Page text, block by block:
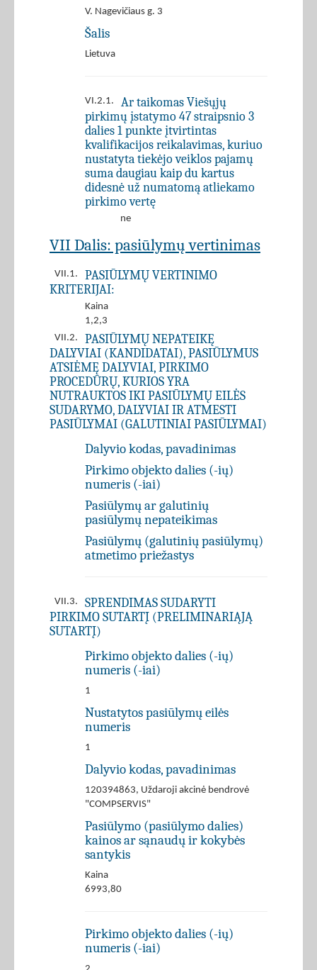
V. Nagevičiaus g. 3
Šalis
Lietuva
VI.2.1.
Ar taikomas Viešųjų
pirkimų įstatymo 47 straipsnio 3
dalies 1 punkte įtvirtintas
kvalifikacijos reikalavimas, kuriuo
nustatyta tiekėjo veiklos pajamų
suma daugiau kaip du kartus
didesnė už numatomą atliekamo
pirkimo vertę
ne
VII Dalis: pasiūlymų vertinimas
VII.1.
PASIŪLYMŲ VERTINIMO
KRITERIJAI:
Kaina
1,2,3
VII.2.
PASIŪLYMŲ NEPATEIKĘ
DALYVIAI (KANDIDATAI), PASIŪLYMUS
ATSIĖMĘ DALYVIAI, PIRKIMO
PROCEDŪRŲ, KURIOS YRA
NUTRAUKTOS IKI PASIŪLYMŲ EILĖS
SUDARYMO, DALYVIAI IR ATMESTI
PASIŪLYMAI (GALUTINIAI PASIŪLYMAI)
Dalyvio kodas, pavadinimas
Pirkimo objekto dalies (-ių)
numeris (-iai)
Pasiūlymų ar galutinių
pasiūlymų nepateikimas
Pasiūlymų (galutinių pasiūlymų)
atmetimo priežastys
VII.3.
SPRENDIMAS SUDARYTI
PIRKIMO SUTARTĮ (PRELIMINARIĄJĄ
SUTARTĮ)
Pirkimo objekto dalies (-ių)
numeris (-iai)
1
Nustatytos pasiūlymų eilės
numeris
1
Dalyvio kodas, pavadinimas
120394863, Uždaroji akcinė bendrovė
"COMPSERVIS"
Pasiūlymo (pasiūlymo dalies)
kainos ar sąnaudų ir kokybės
santykis
Kaina
6993,80
Pirkimo objekto dalies (-ių)
numeris (-iai)